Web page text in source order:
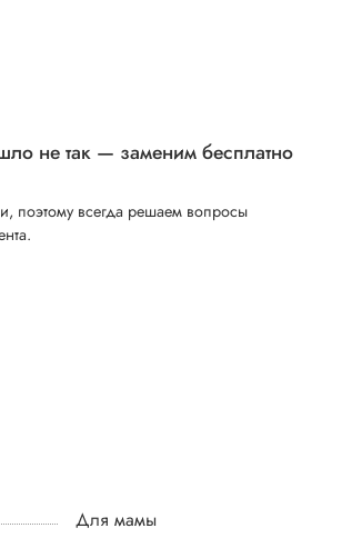
не так — заменим бесплатно
поэтому всегда решаем вопросы
Для мамы